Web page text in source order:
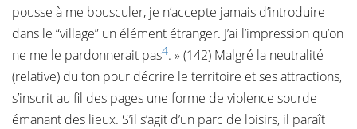
pousse à me bousculer, je n’accepte jamais d’introduire
dans le “village” un élément étranger. J’ai l’impression qu’on
ne me le pardonnerait pas4. » (142) Malgré la neutralité
(relative) du ton pour décrire le territoire et ses attractions,
s’inscrit au fil des pages une forme de violence sourde
émanant des lieux. S’il s’agit d’un parc de loisirs, il paraît